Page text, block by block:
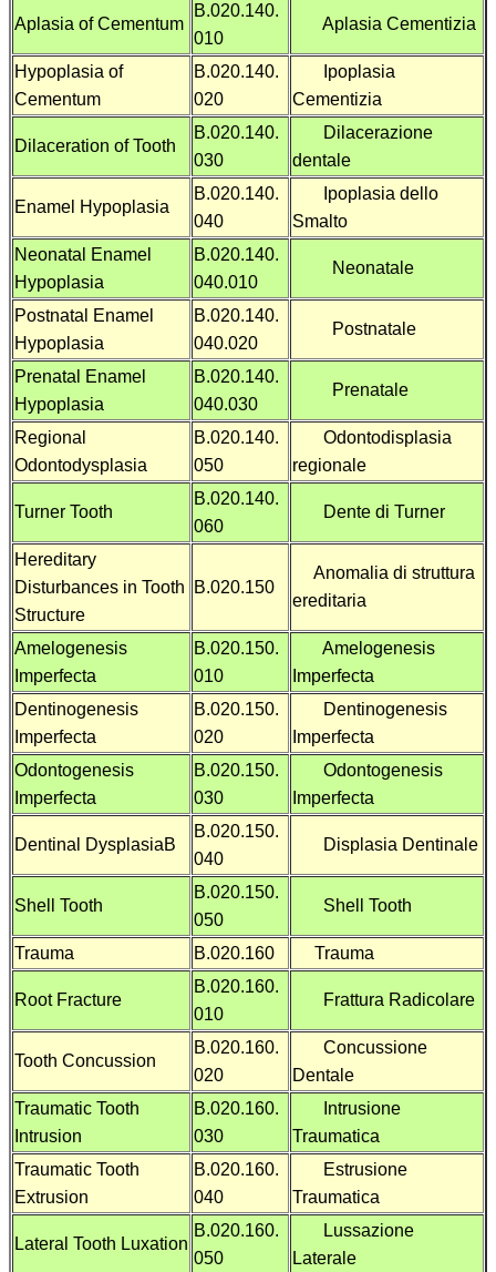
Aplasia of Cementum
B.020.140.
010
Aplasia Cementizia
Hypoplasia of
Cementum
B.020.140.
020
Ipoplasia
Cementizia
Dilaceration of Tooth
B.020.140.
030
Dilacerazione
dentale
Enamel Hypoplasia
B.020.140.
040
Ipoplasia dello
Smalto
Neonatal Enamel
Hypoplasia
B.020.140.
040.010
Neonatale
Postnatal Enamel
Hypoplasia
B.020.140.
040.020
Postnatale
Prenatal Enamel
Hypoplasia
B.020.140.
040.030
Prenatale
Regional
Odontodysplasia
B.020.140.
050
Odontodisplasia
regionale
Turner Tooth
B.020.140.
060
Dente di Turner
Hereditary
Disturbances in Tooth
Structure
B.020.150
Anomalia di struttura
ereditaria
Amelogenesis
Imperfecta
B.020.150.
010
Amelogenesis
Imperfecta
Dentinogenesis
Imperfecta
B.020.150.
020
Dentinogenesis
Imperfecta
Odontogenesis
Imperfecta
B.020.150.
030
Odontogenesis
Imperfecta
Dentinal DysplasiaB
B.020.150.
040
Displasia Dentinale
Shell Tooth
B.020.150.
050
Shell Tooth
Trauma B.020.160 Trauma
Root Fracture
B.020.160.
010
Frattura Radicolare
Tooth Concussion
B.020.160.
020
Concussione
Dentale
Traumatic Tooth
Intrusion
B.020.160.
030
Intrusione
Traumatica
Traumatic Tooth
Extrusion
B.020.160.
040
Estrusione
Traumatica
Lateral Tooth Luxation
B.020.160.
050
Lussazione
Laterale